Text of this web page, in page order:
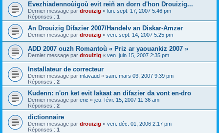
Evezhiadennoùigoù evit reiñ an dorn d'hon Drouizig...
Dernier message par drouizig « lun. sept. 17, 2007 5:46 pm
Réponses : 1
An Drouizig Difazier 2007/Handelv an Diskar-Amzer
Dernier message par drouizig « ven. sept. 14, 2007 5:25 pm
ADD 2007 ouzh Romantoù « Priz ar yaouankiz 2007 »
Dernier message par drouizig « ven. juin 15, 2007 2:35 pm
Installateur de correcteur
Dernier message par mlavaud « sam. mars 03, 2007 9:39 pm
Réponses : 2
Kudenn: n'on ket evit lakaat an difazier da vont en-dro
Dernier message par eric « jeu. févr. 15, 2007 11:36 am
Réponses : 2
dictionnaire
Dernier message par drouizig « ven. déc. 01, 2006 2:17 pm
Réponses : 1